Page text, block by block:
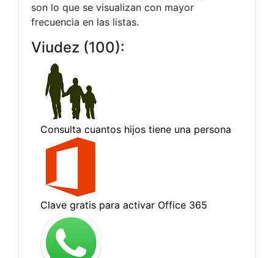
son lo que se visualizan con mayor
frecuencia en las listas.
Viudez (100):